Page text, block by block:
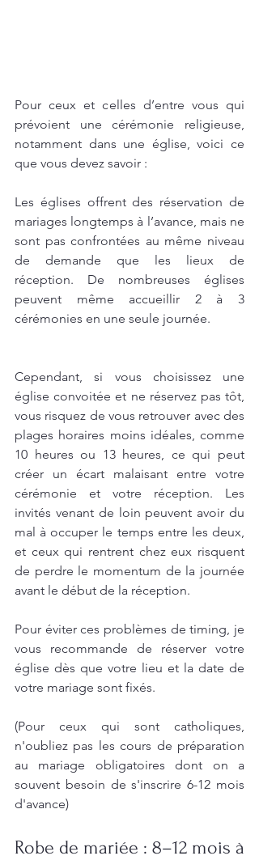
Pour ceux et celles d’entre vous qui
prévoient une cérémonie religieuse,
notamment dans une église, voici ce
que vous devez savoir :
Les églises offrent des réservation de
mariages longtemps à l’avance, mais ne
sont pas confrontées au même niveau
de demande que les lieux de
réception. De nombreuses églises
peuvent même accueillir 2 à 3
cérémonies en une seule journée.
Cependant, si vous choisissez une
église convoitée et ne réservez pas tôt,
vous risquez de vous retrouver avec des
plages horaires moins idéales, comme
10 heures ou 13 heures, ce qui peut
créer un écart malaisant entre votre
cérémonie et votre réception. Les
invités venant de loin peuvent avoir du
mal à occuper le temps entre les deux,
et ceux qui rentrent chez eux risquent
de perdre le momentum de la journée
avant le début de la réception.
Pour éviter ces problèmes de timing, je
vous recommande de réserver votre
église dès que votre lieu et la date de
votre mariage sont fixés.
(Pour ceux qui sont catholiques,
n'oubliez pas les cours de préparation
au mariage obligatoires dont on a
souvent besoin de s'inscrire 6-12 mois
d'avance)
Robe de mariée : 8–12 mois à